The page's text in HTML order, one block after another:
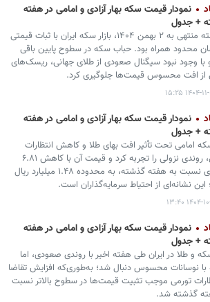
نمودار قیمت سکه بهار آزادی و امامی در هفته
+ جدول
در هفته منتهی به ۲ بهمن ۱۴۰۴، بازار سکه ایران با ثبات قیمتی
محدود همراه بود. حباب سکه در سطوح پایین باقی
با وجود نبود سیگنال صعودی از طلای جهانی، ریسک‌های
از افت محسوس قیمت‌ها جلوگیری کرد.
۱۱-۰۳ ۱۵:۲۵
نمودار قیمت سکه بهار آزادی و امامی در هفته
+ جدول
سکه امامی تحت تأثیر افت بهای طلا و کاهش انتظارات
تورمی، روندی نزولی را تجربه کرد و قیمت آن با کاهش ۶.۸۱
درصدی نسبت به هفته گذشته، به محدوده ۱.۴۸ میلیارد ریال
این نشانه‌ای از احتیاط سرمایه‌گذاران است.
۱۲ ۱۳:۴۰
نمودار قیمت سکه بهار آزادی و امامی در هفته
+ جدول
سکه و طلا در ایران طی هفته اخیر با روندی صعودی، اما
با نوسانات محسوس دنبال شد؛ به‌طوری‌که افزایش تقاضا
تورمی موجب تثبیت قیمت‌ها در سطوح بالاتر نسبت
گذشته شد.